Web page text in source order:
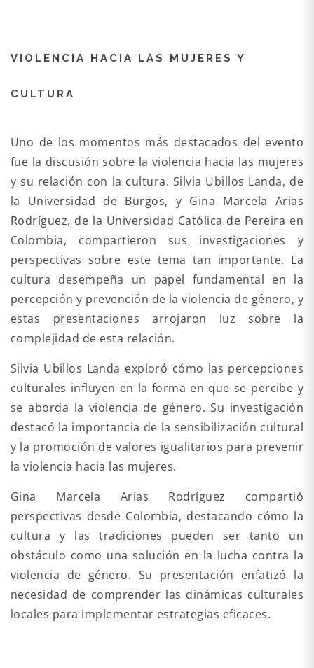
VIOLENCIA HACIA LAS MUJERES Y
CULTURA
Uno de los momentos más destacados del evento
fue la discusión sobre la violencia hacia las mujeres
y su relación con la cultura. Silvia Ubillos Landa, de
la Universidad de Burgos, y Gina Marcela Arias
Rodríguez, de la Universidad Católica de Pereira en
Colombia, compartieron sus investigaciones y
perspectivas sobre este tema tan importante. La
cultura desempeña un papel fundamental en la
percepción y prevención de la violencia de género, y
estas presentaciones arrojaron luz sobre la
complejidad de esta relación.
Silvia Ubillos Landa exploró cómo las percepciones
culturales influyen en la forma en que se percibe y
se aborda la violencia de género. Su investigación
destacó la importancia de la sensibilización cultural
y la promoción de valores igualitarios para prevenir
la violencia hacia las mujeres.
Gina Marcela Arias Rodríguez compartió
perspectivas desde Colombia, destacando cómo la
cultura y las tradiciones pueden ser tanto un
obstáculo como una solución en la lucha contra la
violencia de género. Su presentación enfatizó la
necesidad de comprender las dinámicas culturales
locales para implementar estrategias eficaces.